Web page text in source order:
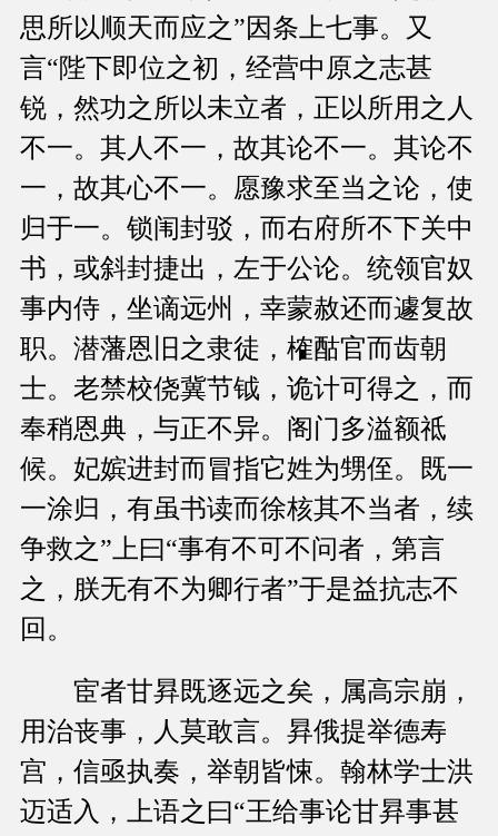
思所以顺天而应之”因条上七事。又
言“陛下即位之初，经营中原之志甚
锐，然功之所以未立者，正以所用之人
不一。其人不一，故其论不一。其论不
一，故其心不一。愿豫求至当之论，使
归于一。锁闱封驳，而右府所不下关中
书，或斜封捷出，左于公论。统领官奴
事内侍，坐谪远州，幸蒙赦还而遽复故
职。潜藩恩旧之隶徒，榷酤官而齿朝
士。老禁校侥冀节钺，诡计可得之，而
奉稍恩典，与正不异。阁门多溢额祗
候。妃嫔进封而冒指它姓为甥侄。既一
一涂归，有虽书读而徐核其不当者，续
争救之”上曰“事有不可不问者，第言
之，朕无有不为卿行者”于是益抗志不
回。
宦者甘昪既逐远之矣，属高宗崩，
用治丧事，人莫敢言。昪俄提举德寿
宫，信亟执奏，举朝皆悚。翰林学士洪
迈适入，上语之曰“王给事论甘昪事甚